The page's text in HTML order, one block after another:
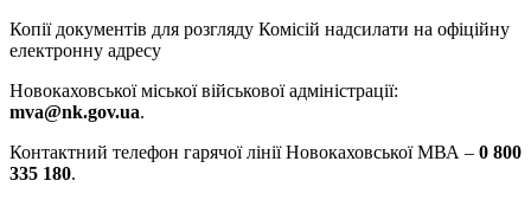
Копії документів для розгляду Комісій надсилати на офіційну
електронну адресу
Новокаховської міської військової адміністрації:
mva@nk.gov.ua.
Контактний телефон гарячої лінії Новокаховської МВА – 0 800
335 180.